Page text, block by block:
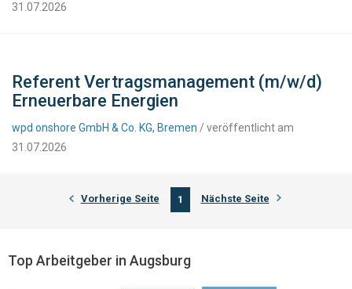
31.07.2026
Referent Vertragsmanagement (m/w/d)
Erneuerbare Energien
wpd onshore GmbH & Co. KG, Bremen / veröffentlicht am
31.07.2026
Vorherige Seite 1 Nächste Seite
Top Arbeitgeber in Augsburg